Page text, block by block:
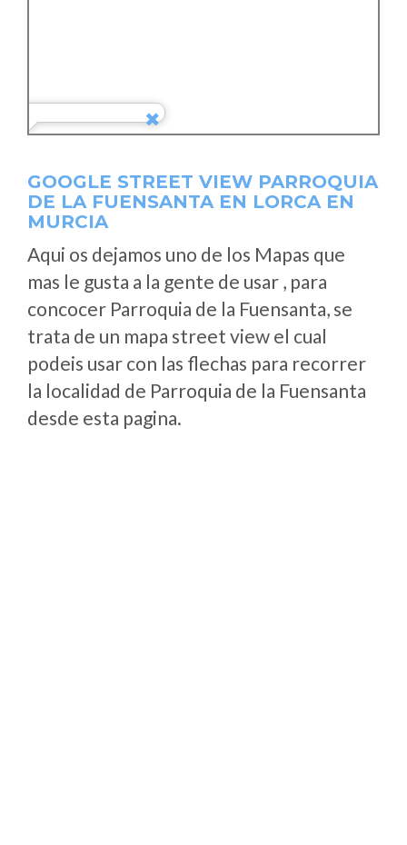
GOOGLE STREET VIEW PARROQUIA
DE LA FUENSANTA EN LORCA EN
MURCIA
Aqui os dejamos uno de los Mapas que
mas le gusta a la gente de usar , para
concocer Parroquia de la Fuensanta, se
trata de un mapa street view el cual
podeis usar con las flechas para recorrer
la localidad de Parroquia de la Fuensanta
desde esta pagina.